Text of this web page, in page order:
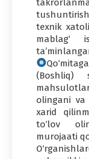
texnik
mablag‘
(Boshliq)
olingani va
xarid
to‘lov
murojaati